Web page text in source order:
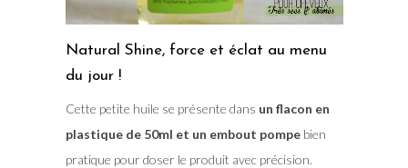
Natural Shine, force et éclat au menu
du jour !
Cette petite huile se présente dans un flacon en
plastique de 50ml et un embout pompebien
pratique pour doser le produit avec précision.